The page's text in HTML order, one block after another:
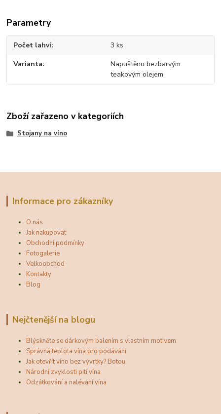
Parametry
Počet lahví 3 ks
Varianta
Napuštěno bezbarvým
teakovým olejem
Zboží zařazeno v kategoriích
Stojany na víno
Informace pro zákazníky
O nás
Jak nakupovat
Obchodní podmínky
Fotogalerie
Velkoobchod
Kontakty
Blog
Nejčtenější na blogu
Blýskněte se dárkovým balením s vlastním motivem
Správná teplota vína pro podávání
Jak otevřít víno bez vývrtky? Botou.
Národní zvyklosti pití vína
Odzátkování a nalévání vína